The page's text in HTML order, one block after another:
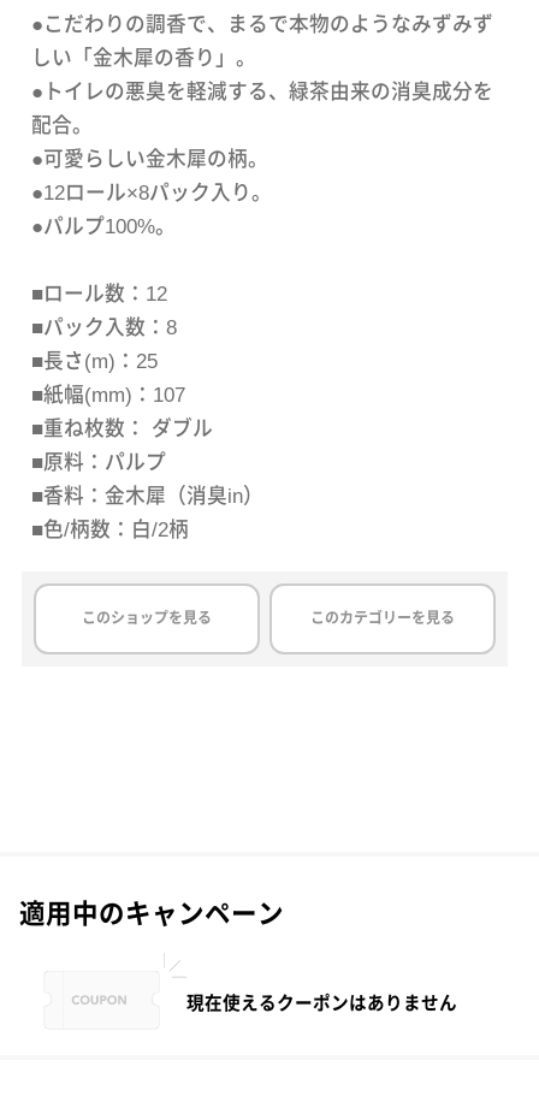
●こだわりの調香で、まるで本物のようなみずみず
しい「金木犀の香り」。
●トイレの悪臭を軽減する、緑茶由来の消臭成分を
配合。
●可愛らしい金木犀の柄。
●12ロール×8パック入り。
●パルプ100%。
■ロール数：12
■パック入数：8
■長さ(m)：25
■紙幅(mm)：107
■重ね枚数： ダブル
■原料：パルプ
■香料：金木犀（消臭in）
■色/柄数：白/2柄
このショップを見る このカテゴリーを見る
適用中のキャンペーン
現在使えるクーポンはありません